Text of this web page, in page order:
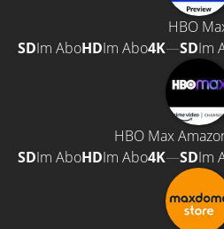
HBO
SDIm AboHDIm Abo4K—SDIm
HBO Max
SDIm AboHDIm Abo4K—SDIm